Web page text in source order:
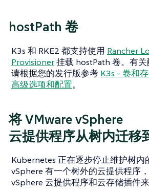
hostPath 卷
K3s 和 RKE2 都支持使用 Rancher
Provisioner挂载 hostPath 卷。有关
请根据您的发行版参考 K3s - 卷和
高级选项和配置。
将 VMware vSphere
云提供程序从树内迁移
Kubernetes 正在逐步停止维护树内
vSphere 有一个树外的云提供程序
vSphere 云提供程序和云存储插件来